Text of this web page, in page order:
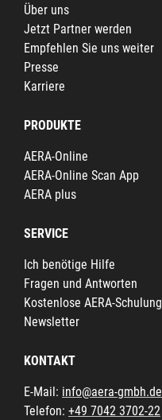
Über uns
Jetzt Partner werden
Empfehlen Sie uns weiter
Presse
Karriere
PRODUKTE
AERA-Online
AERA-Online Scan App
AERA plus
SERVICE
Ich benötige Hilfe
Fragen und Antworten
Kostenlose AERA-Schulung
Newsletter
KONTAKT
E-Mail: info@aera-gmbh.de
Telefon: +49 7042 3702-22